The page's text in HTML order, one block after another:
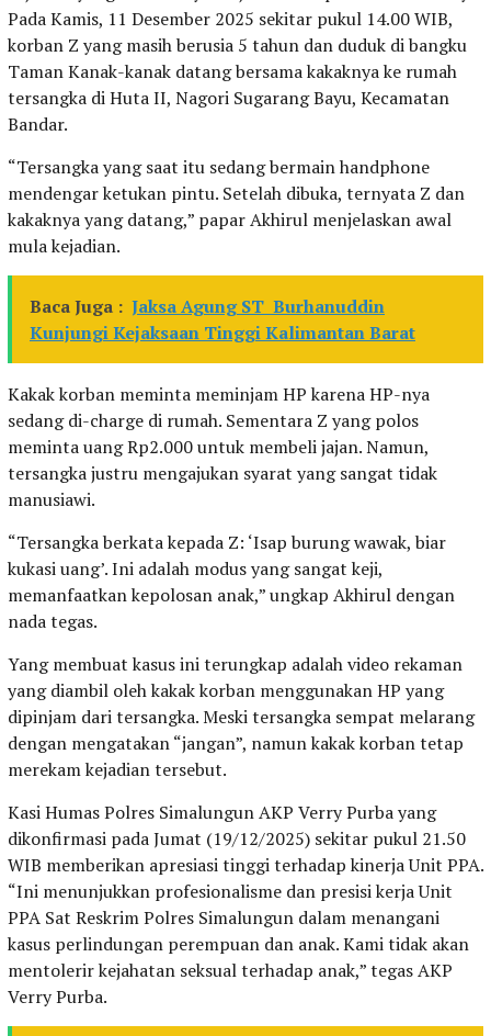
Pada Kamis, 11 Desember 2025 sekitar pukul 14.00 WIB,
korban Z yang masih berusia 5 tahun dan duduk di bangku
Taman Kanak-kanak datang bersama kakaknya ke rumah
tersangka di Huta II, Nagori Sugarang Bayu, Kecamatan
Bandar.
“Tersangka yang saat itu sedang bermain handphone
mendengar ketukan pintu. Setelah dibuka, ternyata Z dan
kakaknya yang datang,” papar Akhirul menjelaskan awal
mula kejadian.
Baca Juga : Jaksa Agung ST Burhanuddin
Kunjungi Kejaksaan Tinggi Kalimantan Barat
Kakak korban meminta meminjam HP karena HP-nya
sedang di-charge di rumah. Sementara Z yang polos
meminta uang Rp2.000 untuk membeli jajan. Namun,
tersangka justru mengajukan syarat yang sangat tidak
manusiawi.
“Tersangka berkata kepada Z: ‘Isap burung wawak, biar
kukasi uang’. Ini adalah modus yang sangat keji,
memanfaatkan kepolosan anak,” ungkap Akhirul dengan
nada tegas.
Yang membuat kasus ini terungkap adalah video rekaman
yang diambil oleh kakak korban menggunakan HP yang
dipinjam dari tersangka. Meski tersangka sempat melarang
dengan mengatakan “jangan”, namun kakak korban tetap
merekam kejadian tersebut.
Kasi Humas Polres Simalungun AKP Verry Purba yang
dikonfirmasi pada Jumat (19/12/2025) sekitar pukul 21.50
WIB memberikan apresiasi tinggi terhadap kinerja Unit PPA.
“Ini menunjukkan profesionalisme dan presisi kerja Unit
PPA Sat Reskrim Polres Simalungun dalam menangani
kasus perlindungan perempuan dan anak. Kami tidak akan
mentolerir kejahatan seksual terhadap anak,” tegas AKP
Verry Purba.